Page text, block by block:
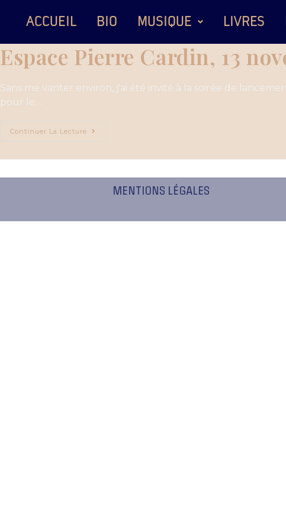
ACCUEIL BIO MUSIQUE LIVRES
Espace Pierre Cardin, 13
Sans me vanter environ, j'ai été invité à la soirée de
pour le…
Continuer La Lecture
MENTIONS LÉGALES